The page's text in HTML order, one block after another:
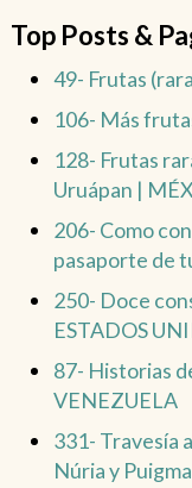
Top Posts &
49- Frutas
106- Más
128- Frutas
Uruápan |
206- Como
pasaporte de
250- Doce
ESTADOS
87- Historias
VENEZUELA
331- Travesía
Núria y